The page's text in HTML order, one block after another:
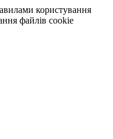
користування
файлів cookie